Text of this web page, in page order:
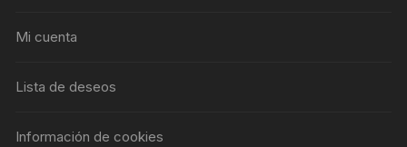
Mi cuenta
Lista de deseos
Información de cookies